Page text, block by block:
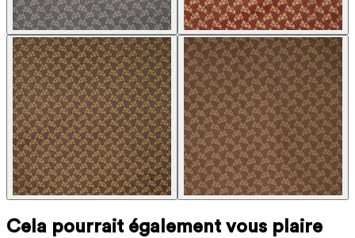
Cela pourrait également vous plaire